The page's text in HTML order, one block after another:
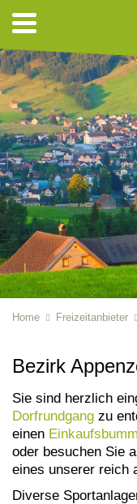
Home Freizeitanbieter
Bezirk
Sie sind herzlich
Dorfrundgang zu
einen
oder besuchen Sie
eines unserer reich
Diverse